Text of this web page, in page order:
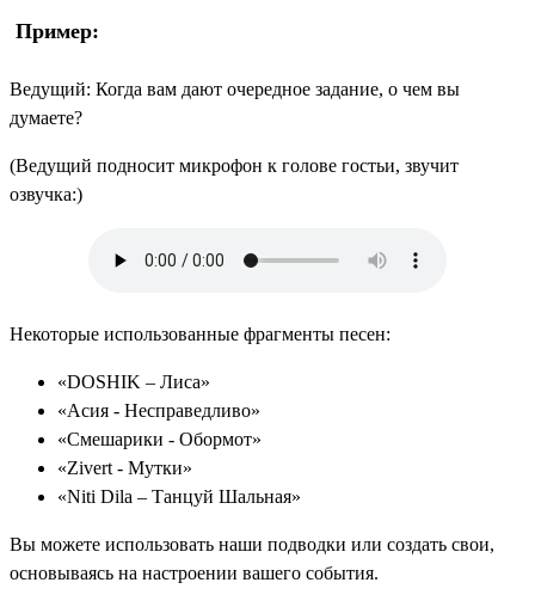
Пример:
Ведущий: Когда вам дают очередное задание, о чем вы
думаете?
(Ведущий подносит микрофон к голове гостьи, звучит
озвучка:)
Некоторые использованные фрагменты песен:
«DOSHIK – Лиса»
«Асия - Несправедливо»
«Смешарики - Обормот»
«Zivert - Мутки»
«Niti Dila – Танцуй Шальная»
Вы можете использовать наши подводки или создать свои,
основываясь на настроении вашего события.